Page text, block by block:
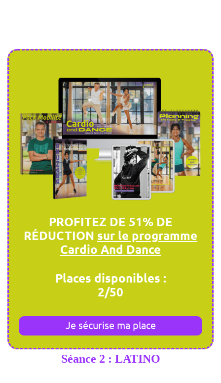
PROFITEZ DE 51% DE
RÉDUCTION sur le programme
Cardio And Dance
Places disponibles :
2/50
Je sécurise ma place
Séance 2 : LATINO